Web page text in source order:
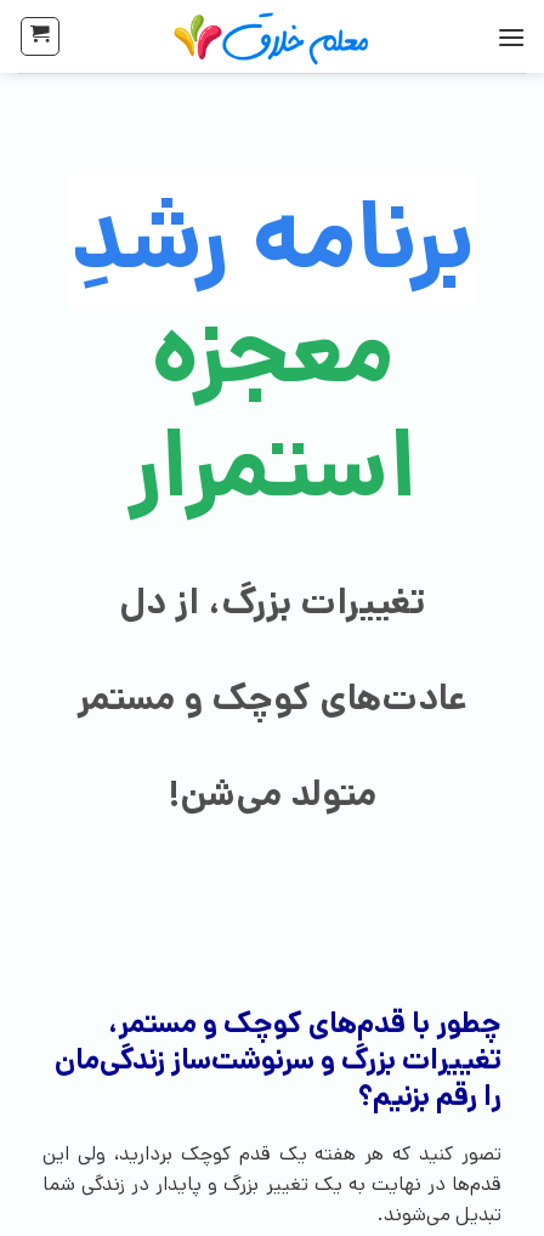
برنامه رشدِ
معجزه
استمرار
تغییرات بزرگ، از دل
عادت‌های کوچک و مستمر
متولد می‌شن!
چطور با قدم‌‌های کوچک و مستمر،
تغییرات بزرگ و سرنوشت‌ساز زندگی‌مان
را رقم بزنیم؟
تصور کنید که هر هفته یک قدم کوچک بردارید، ولی این
قدم‌ها در نهایت به یک تغییر بزرگ و پایدار در زندگی شما
تبدیل می‌شوند.